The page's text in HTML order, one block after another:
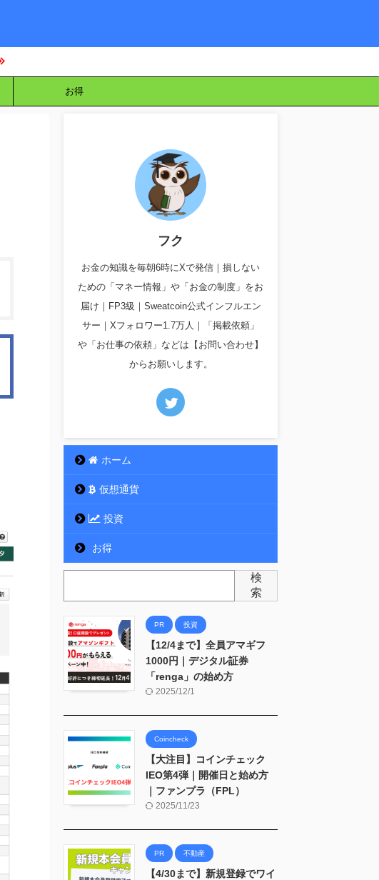
お得
フク
お金の知識を毎朝6時にXで発信｜損しない
ための「マネー情報」や「お金の制度」をお
届け｜FP3級｜Sweatcoin公式インフルエン
サー｜Xフォロワー1.7万人｜「掲載依頼」
や「お仕事の依頼」などは【お問い合わせ】
からお願いします。
ホーム
仮想通貨
投資
お得
検
索
PR 投資
【12/4まで】全員アマギフ
1000円｜デジタル証券
「renga」の始め方
2025/12/1
Coincheck
【大注目】コインチェック
IEO第4弾｜開催日と始め方
｜ファンプラ（FPL）
2025/11/23
PR 不動産
【4/30まで】新規登録でワイ